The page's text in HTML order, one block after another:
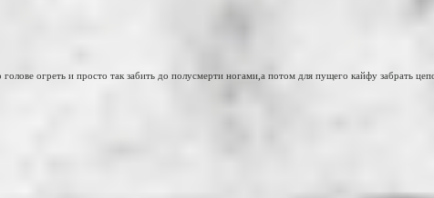
огреть и просто так забить до полусмерти ногами,а потом для пущего кайфу забрать